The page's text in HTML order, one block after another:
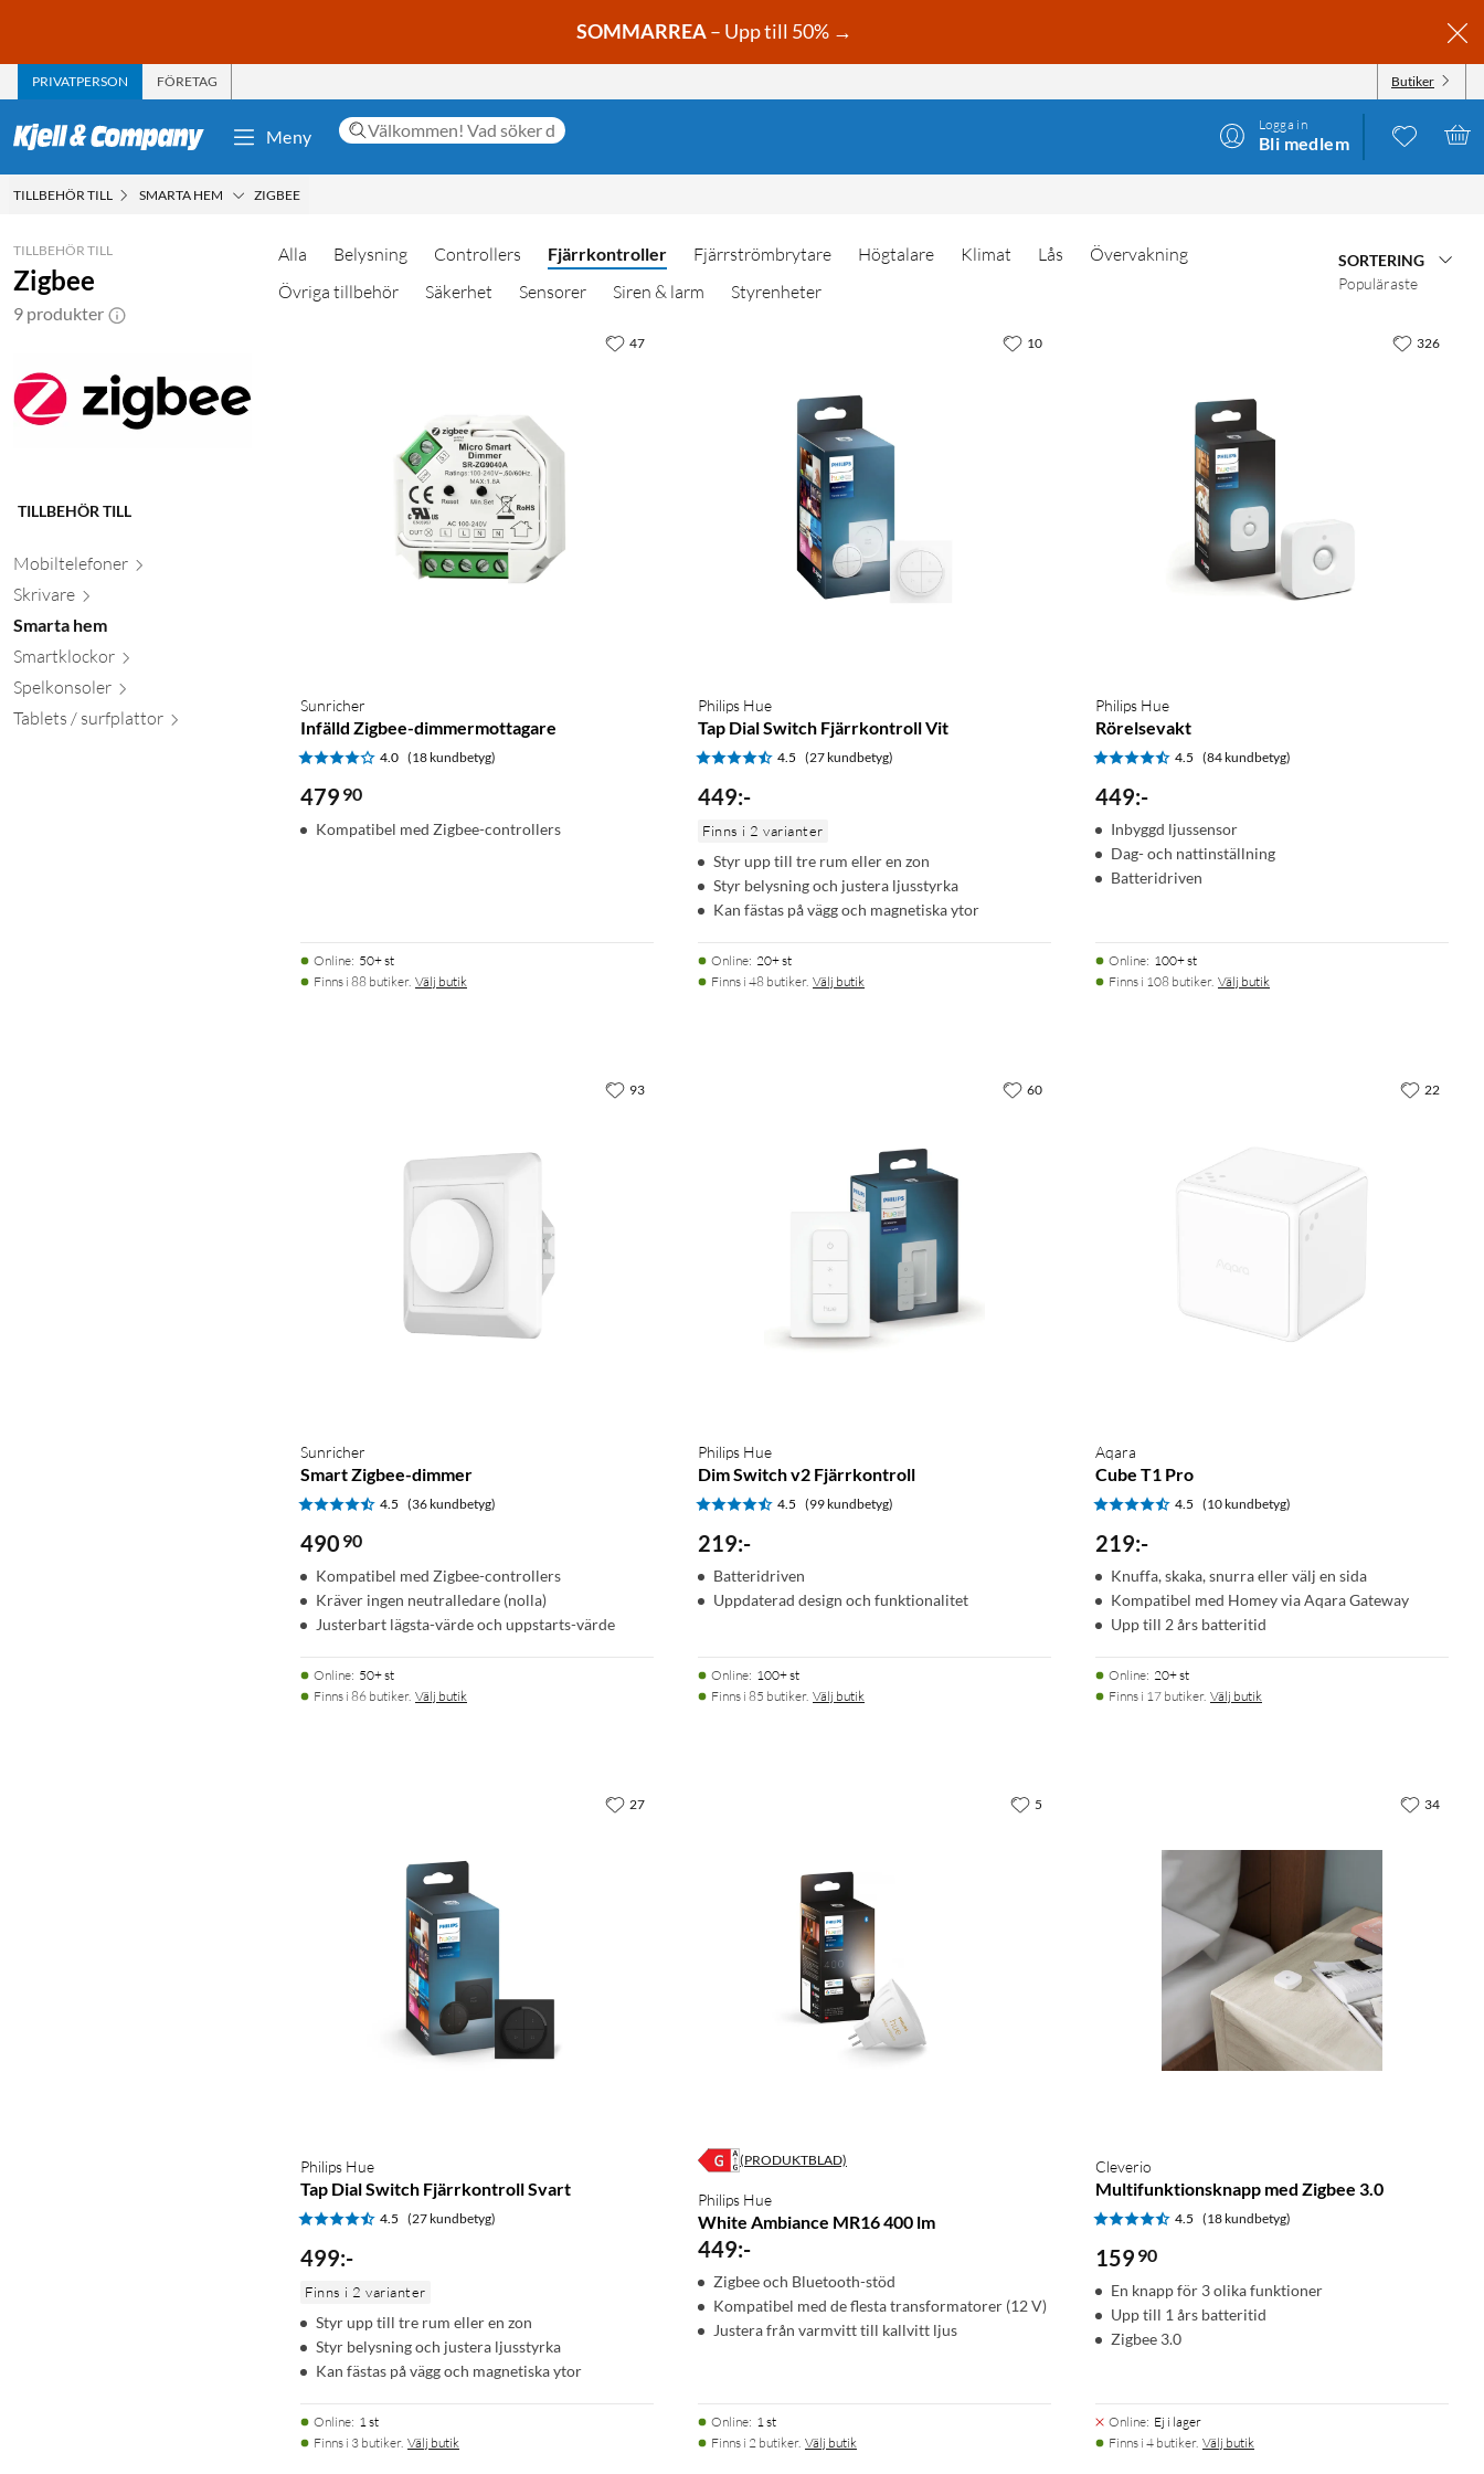
SOMMARREA– Upp till 50% →
PRIVATPERSON FÖRETAG Butiker
Meny
Logga in
Bli medlem
TILLBEHÖR TILL SMARTA HEM ZIGBEE
TILLBEHÖR TILL
Zigbee
9 produkter
TILLBEHÖR TILL
Mobiltelefoner
Skrivare
Smarta hem
Smartklockor
Spelkonsoler
Tablets / surfplattor
Alla Belysning Controllers Fjärrkontroller Fjärrströmbrytare Högtalare Klimat Lås
Övervakning
Övriga tillbehör
Säkerhet Sensorer Siren & larm Styrenheter
SORTERING
Populäraste
Sunricher
Infälld Zigbee-dimmermottagare
4.0 (18 kundbetyg)
479 90
Kompatibel med Zigbee-controllers
Online: 50+ st
Finns i 88 butiker. Välj butik
47
Philips Hue
Tap Dial Switch Fjärrkontroll Vit
4.5 (27 kundbetyg)
449:-
Finns i 2 varianter
Styr upp till tre rum eller en zon
Styr belysning och justera ljusstyrka
Kan fästas på vägg och magnetiska ytor
Online: 20+ st
Finns i 48 butiker. Välj butik
10
Philips Hue
Rörelsevakt
4.5 (84 kundbetyg)
449:-
Inbyggd ljussensor
Dag- och nattinställning
Batteridriven
Online: 100+ st
Finns i 108 butiker. Välj butik
326
Sunricher
Smart Zigbee-dimmer
4.5 (36 kundbetyg)
490 90
Kompatibel med Zigbee-controllers
Kräver ingen neutralledare (nolla)
Justerbart lägsta-värde och uppstarts-värde
Online: 50+ st
Finns i 86 butiker. Välj butik
93
Philips Hue
Dim Switch v2 Fjärrkontroll
4.5 (99 kundbetyg)
219:-
Batteridriven
Uppdaterad design och funktionalitet
Online: 100+ st
Finns i 85 butiker. Välj butik
60
Aqara
Cube T1 Pro
4.5 (10 kundbetyg)
219:-
Knuffa, skaka, snurra eller välj en sida
Kompatibel med Homey via Aqara Gateway
Upp till 2 års batteritid
Online: 20+ st
Finns i 17 butiker. Välj butik
22
Philips Hue
Tap Dial Switch Fjärrkontroll Svart
4.5 (27 kundbetyg)
499:-
Finns i 2 varianter
Styr upp till tre rum eller en zon
Styr belysning och justera ljusstyrka
Kan fästas på vägg och magnetiska ytor
Online: 1 st
Finns i 3 butiker. Välj butik
27
(PRODUKTBLAD)
Philips Hue
White Ambiance MR16 400 lm
449:-
Zigbee och Bluetooth-stöd
Kompatibel med de flesta transformatorer (12 V)
Justera från varmvitt till kallvitt ljus
Online: 1 st
Finns i 2 butiker. Välj butik
5
Cleverio
Multifunktionsknapp med Zigbee 3.0
4.5 (18 kundbetyg)
159 90
En knapp för 3 olika funktioner
Upp till 1 års batteritid
Zigbee 3.0
Online: Ej i lager
Finns i 4 butiker. Välj butik
34